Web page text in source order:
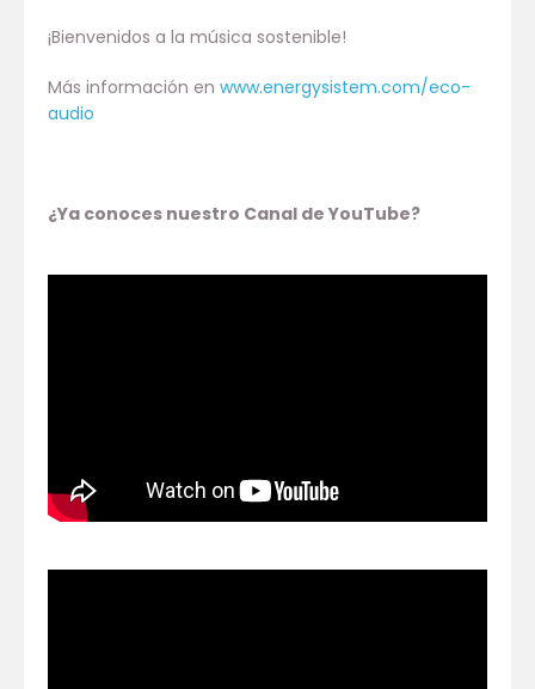
¡Bienvenidos a la música sostenible!
Más información en www.energysistem.com/eco-
audio
¿Ya conoces nuestro Canal de YouTube?